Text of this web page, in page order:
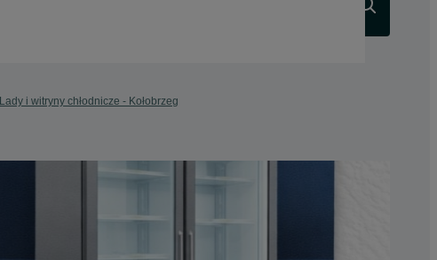
Lady i witryny chłodnicze - Kołobrzeg